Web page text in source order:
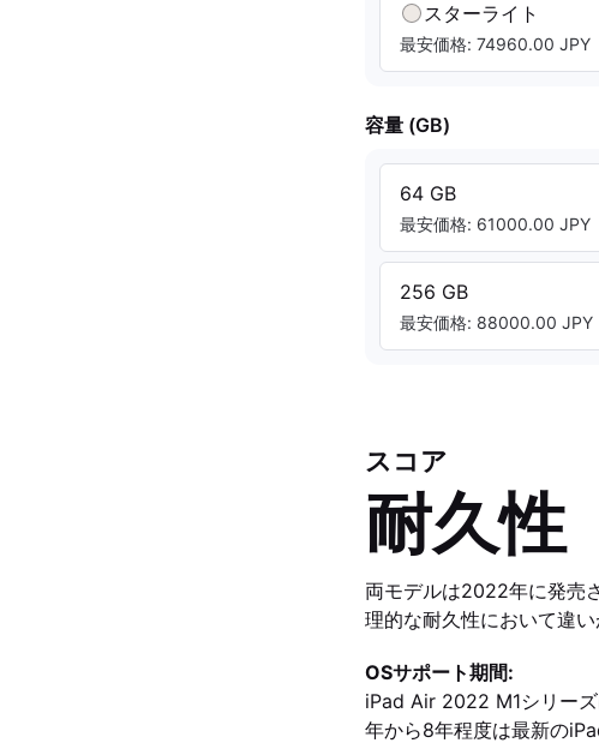
スターライト
最安価格: 74960.00 JPY
容量 (GB)
64 GB
最安価格: 61000.00 JPY
256 GB
最安価格: 88000.00 JPY
スコア
耐久性
両モデルは2022年に発売
理的な耐久性において違い
OSサポート期間:
iPad Air 2022 M1シリー
年から8年程度は最新の